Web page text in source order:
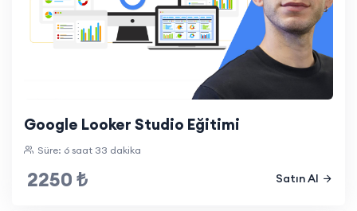
Google Looker Studio Eğitimi
Süre: 6 saat 33 dakika
2250 ₺ Satın Al